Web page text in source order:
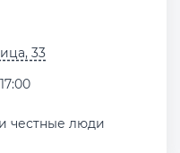
33
честные люди